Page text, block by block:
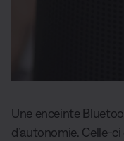
Une enceinte
d’autonomie. Celle-